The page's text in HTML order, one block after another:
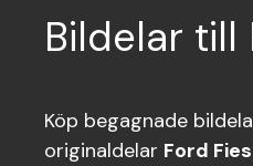
Bildelar till
Köp begagnade
originaldelar Ford